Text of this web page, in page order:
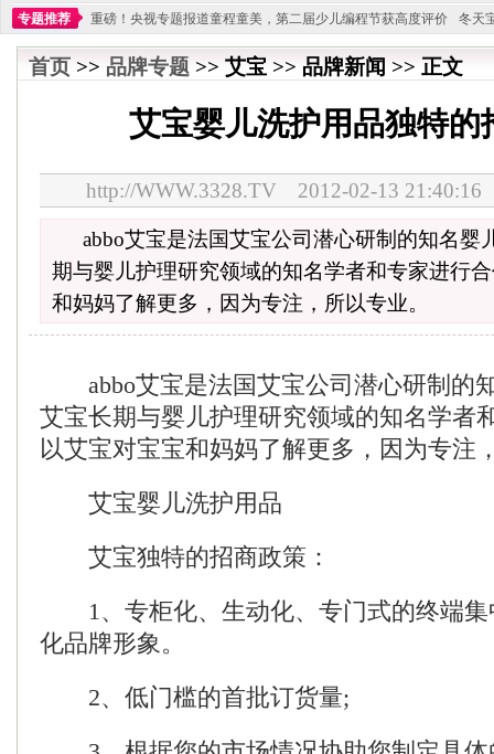
专题推荐
重磅！央视专题报道童程童美，第二届少儿编程节获高度评价
冬天
不能再单纯地销售产品,而要向增强服务转型,毕竟母婴产品比较特殊。”
妇幼广场
首页 >> 品牌专题 >> 艾宝 >> 品牌新闻 >> 正文
艾宝婴儿洗护用品独特的
http://WWW.3328.TV 2012-02-13
abbo艾宝是法国艾宝公司潜心研制的知名婴
期与婴儿护理研究领域的知名学者和专家进行
和妈妈了解更多，因为专注，所以专业。
abbo艾宝是法国艾宝公司潜心研制的
艾宝长期与婴儿护理研究领域的知名学者
以艾宝对宝宝和妈妈了解更多，因为专注
艾宝婴儿洗护用品
艾宝独特的招商政策：
1、专柜化、生动化、专门式的终端集
化品牌形象。
2、低门槛的首批订货量;